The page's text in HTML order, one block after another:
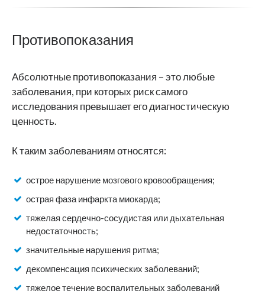
Противопоказания
Абсолютные противопоказания – это любые
заболевания, при которых риск самого
исследования превышает его диагностическую
ценность.
К таким заболеваниям относятся:
острое нарушение мозгового кровообращения;
острая фаза инфаркта миокарда;
тяжелая сердечно-сосудистая или дыхательная
недостаточность;
значительные нарушения ритма;
декомпенсация психических заболеваний;
тяжелое течение воспалительных заболеваний